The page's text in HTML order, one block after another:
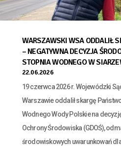
WARSZAWSKI WSA ODDALIŁ
– NEGATYWNA DECYZJA
STOPNIA WODNEGO W
22.06.2026
19 czerwca 2026 r. Wojewódzki
Warszawie oddalił skargę
Wodnego Wody Polskie na
Ochrony Środowiska (GDOŚ),
środowiskowych uwarunkowań